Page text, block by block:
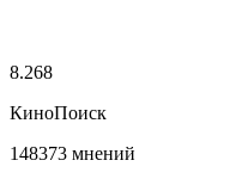
8.268
КиноПоиск
148373 мнений